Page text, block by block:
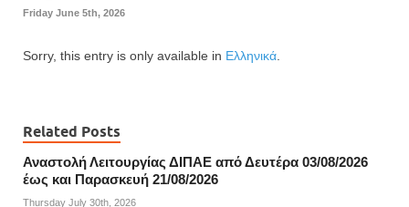
Friday June 5th, 2026
Sorry, this entry is only available in Ελληνικά
Related Posts
Αναστολή Λειτουργίας ΔΙΠΑΕ από Δευτέρα 03/08/2026
έως και Παρασκευή 21/08/2026
Thursday July 30th, 2026